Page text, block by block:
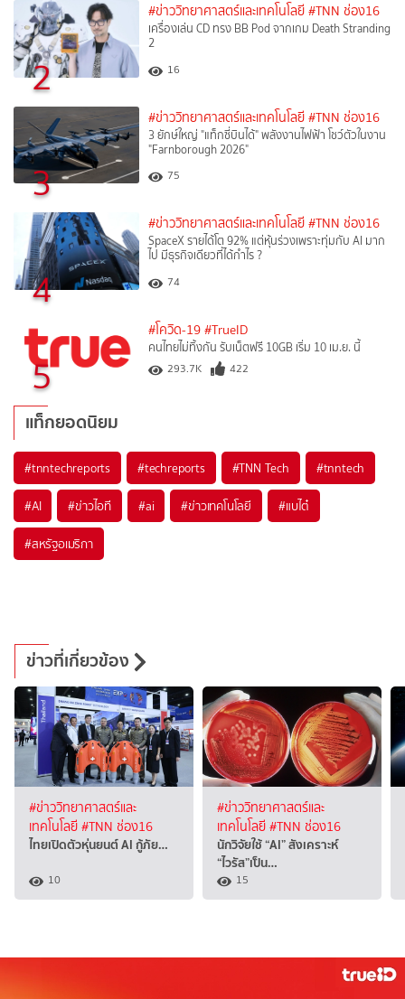
2
#ข่าววิทยาศาสตร์และเทคโนโลยี #TNN ช่อง16
เครื่องเล่น CD ทรง BB Pod จากเกม Death Stranding
2
16
3
#ข่าววิทยาศาสตร์และเทคโนโลยี #TNN ช่อง16
3 ยักษ์ใหญ่ "แท็กซี่บินได้" พลังงานไฟฟ้า โชว์ตัวในงาน
"Farnborough 2026"
75
4
#ข่าววิทยาศาสตร์และเทคโนโลยี #TNN ช่อง16
SpaceX รายได้โต 92% แต่หุ้นร่วงเพราะทุ่มกับ AI มาก
ไป มีธุรกิจเดียวที่ได้กำไร ?
74
5
#โควิด-19 #TrueID
คนไทยไม่ทิ้งกัน รับเน็ตฟรี 10GB เริ่ม 10 เม.ย. นี้
293.7K 422
แท็กยอดนิยม
#tnntechreports #techreports #TNN Tech #tnntech
#AI #ข่าวไอที #ai #ข่าวเทคโนโลยี #แบไต๋
#สหรัฐอเมริกา
ข่าวที่เกี่ยวข้อง
#ข่าววิทยาศาสตร์และ
เทคโนโลยี#TNN ช่อง16
ไทยเปิดตัวหุ่นยนต์ AI กู้ภัย…
10
#ข่าววิทยาศาสตร์และ
เทคโนโลยี#TNN ช่อง16
นักวิจัยใช้ “AI” สังเคราะห์
“ไวรัส”เป็น…
15